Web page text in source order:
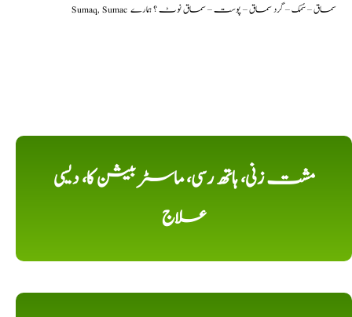
Sumaq, Sumac سماق – سُمک – گرد سماق – پوست – سماق نوٹ ؟ ہمارے
مشت زنی، ہاتھ رسی، ماسٹر بیشن کا، دیسی
علاج